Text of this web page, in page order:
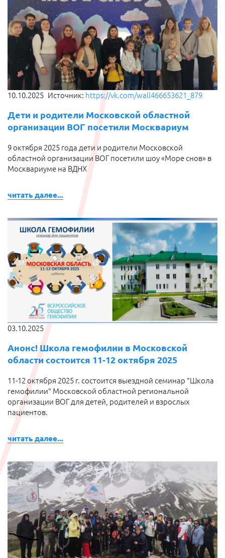
10.10.2025 Источник: https://vk.com/wall466653621_879
Дети и родители Московской областной
организации ВОГ посетили Москвариум
9 октября 2025 года дети и родители Московской
областной организации ВОГ посетили шоу «Море снов» в
Москвариуме на ВДНХ
читать далее...
03.10.2025
Анонс! Школа гемофилии в Московской
области состоится 11-12 октября 2025
11-12 октября 2025 г. состоится выездной семинар "Школа
гемофилии" Московской областной региональной
организации ВОГ для детей, родителей и взрослых
пациентов.
читать далее...